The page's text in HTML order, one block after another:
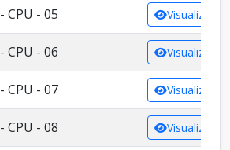
- CPU - 05 Visualizar
- CPU - 06 Visualizar
- CPU - 07 Visualizar
- CPU - 08 Visualizar